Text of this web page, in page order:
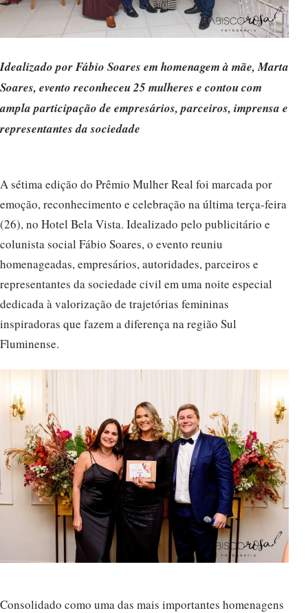
Idealizado por Fábio Soares em homenagem à mãe, Marta
Soares, evento reconheceu 25 mulheres e contou com
ampla participação de empresários, parceiros, imprensa e
representantes da sociedade
A sétima edição do Prêmio Mulher Real foi marcada por
emoção, reconhecimento e celebração na última terça-feira
(26), no Hotel Bela Vista. Idealizado pelo publicitário e
colunista social Fábio Soares, o evento reuniu
homenageadas, empresários, autoridades, parceiros e
representantes da sociedade civil em uma noite especial
dedicada à valorização de trajetórias femininas
inspiradoras que fazem a diferença na região Sul
Fluminense.
Consolidado como uma das mais importantes homenagens